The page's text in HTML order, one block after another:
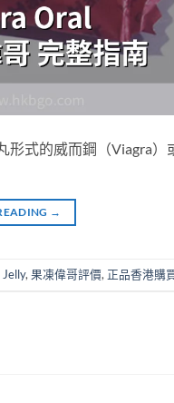
式的威而鋼（Viagra）
→
, 果凍偉哥評價, 正品香港購